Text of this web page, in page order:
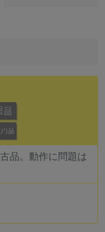
品。動作に問題は